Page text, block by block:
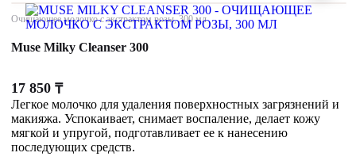
Очищающее молочко с экстрактом розы, 300 мл
Muse Milky Cleanser 300
17 850 ₸
Легкое молочко для удаления поверхностных загрязнений и
макияжа. Успокаивает, снимает воспаление, делает кожу
мягкой и упругой, подготавливает ее к нанесению
последующих средств.